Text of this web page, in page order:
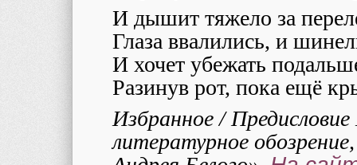
И дышит тяжело за
Глаза ввалились, и
И хочет убежать
Разинув рот, пока ещё
Избранное/
литературное